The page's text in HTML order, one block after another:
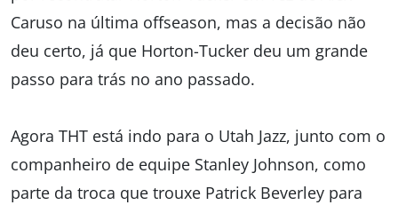
Caruso na última offseason, mas a decisão não
deu certo, já que Horton-Tucker deu um grande
passo para trás no ano passado.
Agora THT está indo para o Utah Jazz, junto com o
companheiro de equipe Stanley Johnson, como
parte da troca que trouxe Patrick Beverley para